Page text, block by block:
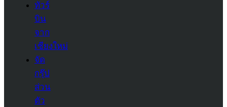
ทัวร์
บิน
จาก
เชียงใหม่
จัด
กรุ๊ป
ส่วน
ตัว